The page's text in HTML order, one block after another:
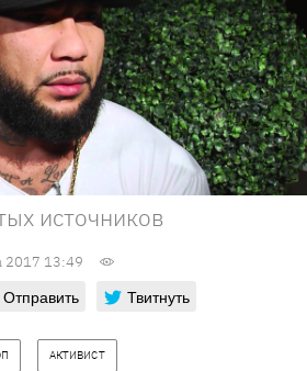
источников
2017 13:49
Отправить Твитнуть
АКТИВИСТ